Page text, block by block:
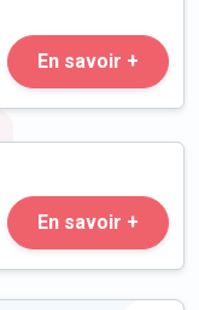
En savoir +
En savoir +